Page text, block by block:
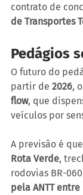
contrato de
de Transportes
Pedágios
O futuro do
partir de 2026,
flow, que
veículos por
A previsão é
Rota Verde,
rodovias BR-
pela ANTT